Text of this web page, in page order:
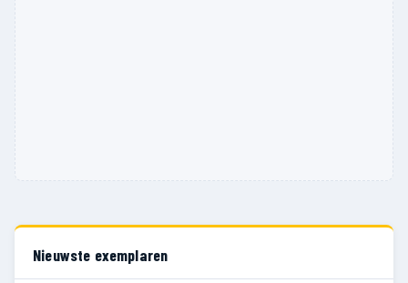
Nieuwste exemplaren